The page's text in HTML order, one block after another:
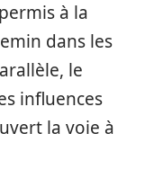
à la
dans les
le
influences
la voie à